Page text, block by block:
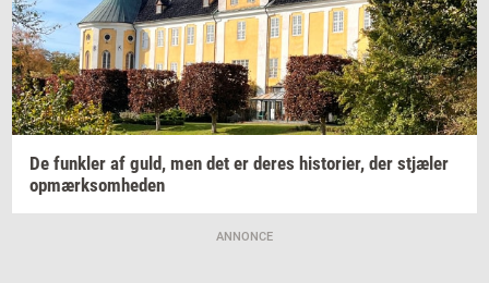
De funk­ler af guld, men det er deres hi­sto­ri­er, der stjæ­ler
op­mærk­som­he­den
ANNONCE